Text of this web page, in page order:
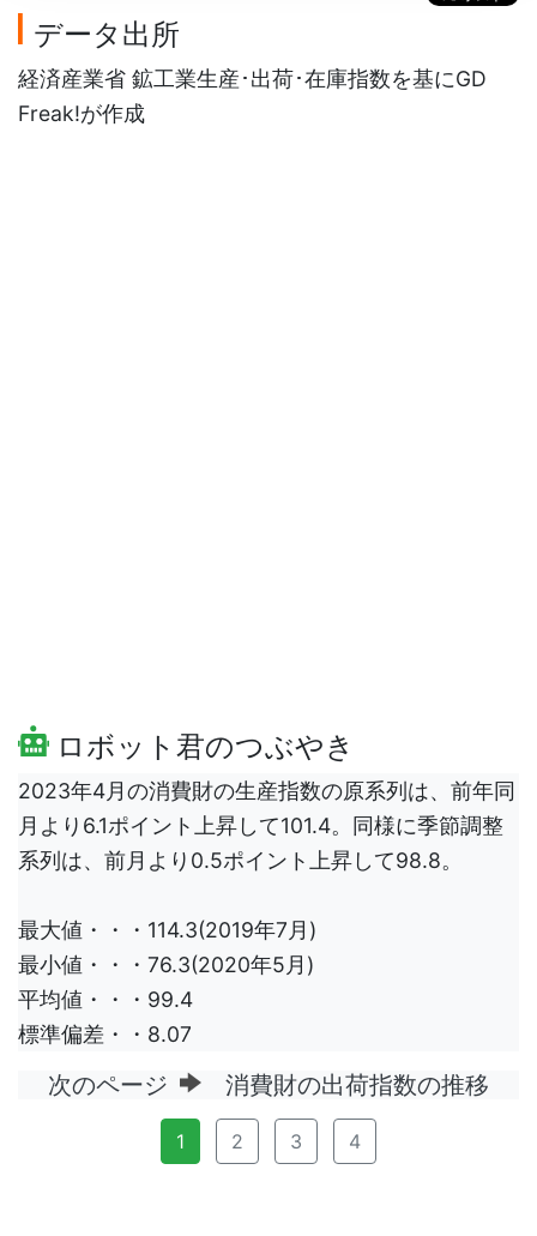
データ出所
経済産業省 鉱工業生産･出荷･在庫指数を基にGD
Freak!が作成
ロボット君のつぶやき
2023年4月の消費財の生産指数の原系列は、前年同
月より6.1ポイント上昇して101.4。同様に季節調整
系列は、前月より0.5ポイント上昇して98.8。
最大値・・・114.3(2019年7月)
最小値・・・76.3(2020年5月)
平均値・・・99.4
標準偏差・・8.07
次のページ 消費財の出荷指数の推移
1 2 3 4